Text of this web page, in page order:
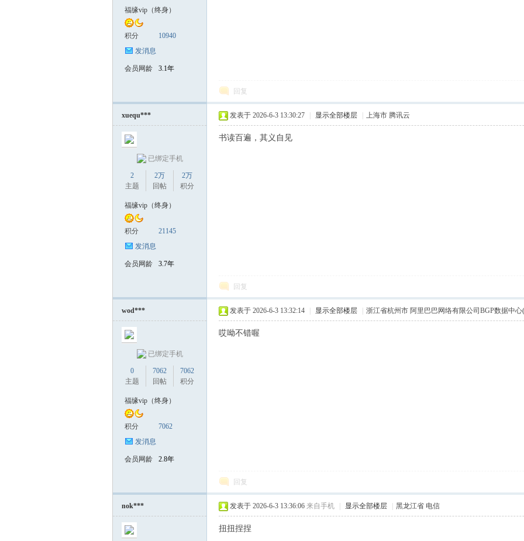
福缘vip（终身）
积分
10940
发消息
会员网龄 3.1年
回复
xuequ***
已绑定手机
2
主题
2万
回帖
2万
积分
福缘vip（终身）
积分
21145
发消息
会员网龄 3.7年
发表于 2026-6-3 13:30:27 显示全部楼层 上海市 腾讯云
书读百遍，其义自见
回复
wod***
已绑定手机
0
主题
7062
回帖
7062
积分
福缘vip（终身）
积分
7062
发消息
会员网龄 2.8年
发表于 2026-6-3 13:32:14 显示全部楼层 浙江省杭州市 阿里巴巴网络有限公司BGP数据中心
哎呦不错喔
回复
nok*** 发表于 2026-6-3 13:36:06 来自手机 显示全部楼层 黑龙江省 电信
扭扭捏捏